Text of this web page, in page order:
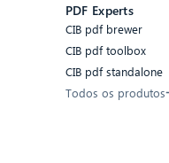
PDF Experts
CIB pdf brewer
CIB pdf toolbox
CIB pdf standalone
Todos os produtos